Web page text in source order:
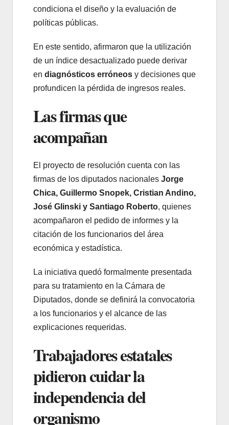
condiciona el diseño y la evaluación de
políticas públicas.
En este sentido, afirmaron que la utilización
de un índice desactualizado puede derivar
en diagnósticos erróneos y decisiones que
profundicen la pérdida de ingresos reales.
Las firmas que
acompañan
El proyecto de resolución cuenta con las
firmas de los diputados nacionales Jorge
Chica, Guillermo Snopek, Cristian Andino,
José Glinski y Santiago Roberto, quienes
acompañaron el pedido de informes y la
citación de los funcionarios del área
económica y estadística.
La iniciativa quedó formalmente presentada
para su tratamiento en la Cámara de
Diputados, donde se definirá la convocatoria
a los funcionarios y el alcance de las
explicaciones requeridas.
Trabajadores estatales
pidieron cuidar la
independencia del
organismo